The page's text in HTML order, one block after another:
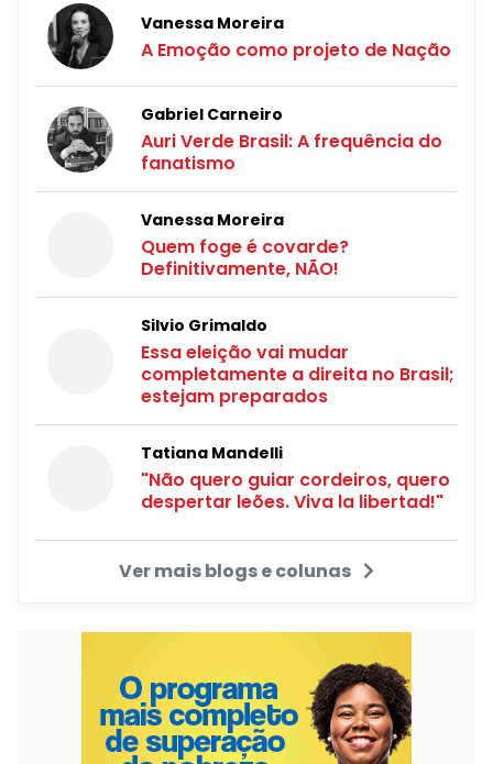
Vanessa Moreira
A Emoção como projeto de Nação
Gabriel Carneiro
Auri Verde Brasil: A frequência do
fanatismo
Vanessa Moreira
Quem foge é covarde?
Definitivamente, NÃO!
Silvio Grimaldo
Essa eleição vai mudar
completamente a direita no Brasil;
estejam preparados
Tatiana Mandelli
"Não quero guiar cordeiros, quero
despertar leões. Viva la libertad!"
Ver mais blogs e colunas